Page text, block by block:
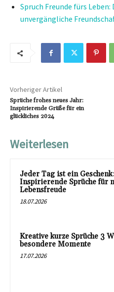
Spruch Freunde fürs
unvergängliche
Vorheriger Artikel
Sprüche frohes neues Jahr:
Inspirierende Grüße für ein
glückliches 2024
Weiterlesen
Jeder Tag ist ein
Inspirierende Sprüche für
Lebensfreude
18.07.2026
Kreative kurze Sprüche 3
besondere Momente
17.07.2026